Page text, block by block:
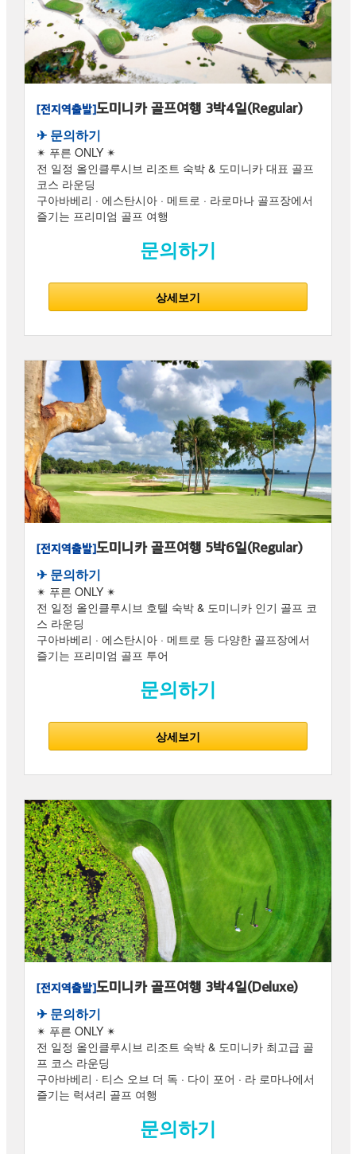
[전지역출발]도미니카 골프여행 3박4일(Regular)
✈︎ 문의하기
✴ 푸른 ONLY ✴
전 일정 올인클루시브 리조트 숙박 & 도미니카 대표 골프
코스 라운딩
구아바베리 · 에스탄시아 · 메트로 · 라로마나 골프장에서
즐기는 프리미엄 골프 여행
문의하기
상세보기
[전지역출발]도미니카 골프여행 5박6일(Regular)
✈︎ 문의하기
✴ 푸른 ONLY ✴
전 일정 올인클루시브 호텔 숙박 & 도미니카 인기 골프 코
스 라운딩
구아바베리 · 에스탄시아 · 메트로 등 다양한 골프장에서
즐기는 프리미엄 골프 투어
문의하기
상세보기
[전지역출발]도미니카 골프여행 3박4일(Deluxe)
✈︎ 문의하기
✴ 푸른 ONLY ✴
전 일정 올인클루시브 리조트 숙박 & 도미니카 최고급 골
프 코스 라운딩
구아바베리 · 티스 오브 더 독 · 다이 포어 · 라 로마나에서
즐기는 럭셔리 골프 여행
문의하기